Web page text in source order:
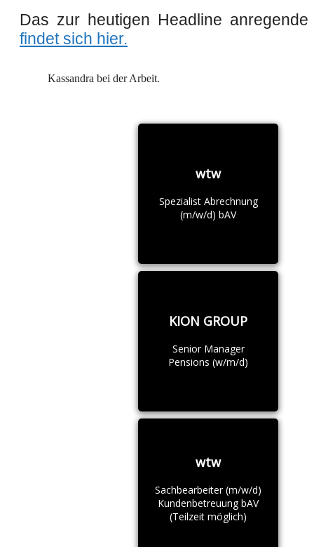
Das zur heutigen Headline anregende
findet sich hier.
Kassandra bei der Arbeit.
wtw
Spezialist Abrechnung
(m/w/d) bAV
KION GROUP
Senior Manager
Pensions (w/m/d)
wtw
Sachbearbeiter (m/w/d)
Kundenbetreuung bAV
(Teilzeit möglich)